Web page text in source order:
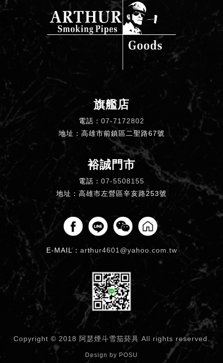
旗艦店
電話： 07-7172802
地址：高雄市前鎮區二聖路67號
裕誠門市
電話： 07-5508155
地址：高雄市左營區辛亥路253號
E-MAIL： arthur4601@yahoo.com.tw
Copyright © 2018 阿瑟煙斗雪茄菸具 All rights reserved.
Design by POSU